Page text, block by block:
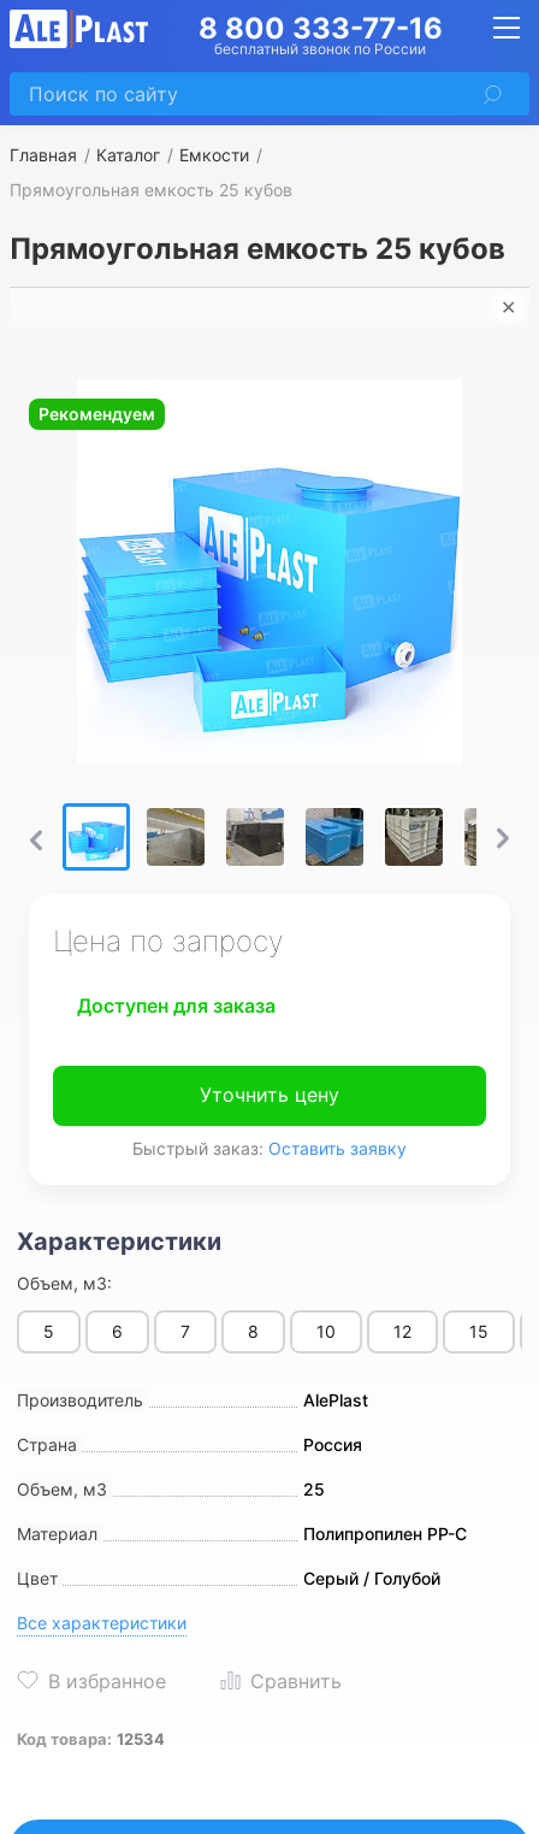
8 800 333-77-16
бесплатный звонок по России
Главная Каталог
Емкости
Прямоугольная емкость 25 кубов
Прямоугольная емкость 25 кубов
✕
Рекомендуем
Объем, м3:
5 6 7 8 10 12 15
Производитель AlePlast
Страна Россия
Объем, м3 25
Материал Полипропилен PP-C
Цвет Серый / Голубой
Все характеристики
Код товара: 12534
Цена по запросу
Доступен для заказа
Уточнить цену
Быстрый заказ: Оставить заявку